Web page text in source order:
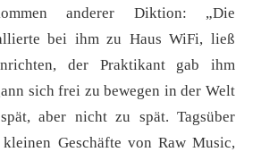
anderer Diktion: „Die
bei ihm zu Haus WiFi, ließ
der Praktikant gab ihm
sich frei zu bewegen in der Welt
aber nicht zu spät. Tagsüber
Geschäfte von Raw Music,